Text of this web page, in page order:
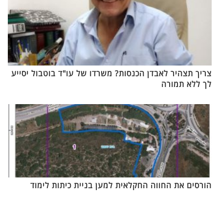
צריך תצהיר לאבדן הכנסות? משרדו של עו"ד בוטבול יסייע
לך ללא תמורה
הורסים את החווה החקלאית למען בניית כיתות לימוד